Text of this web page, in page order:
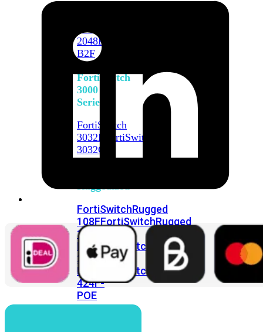
2048F-
B2F
FortiSwitch
3000
Series
FortiSwitch
3032E
FortiSwitch
3032G
Ruggedized
FortiSwitchRugged
108FFortiSwitchRugged
112F-
POEFortiSwitchRugged
216F-
POE
FortiSwitchRugged
424F-
POE